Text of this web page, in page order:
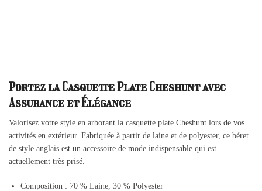
Portez la Casquette Plate Cheshunt avec
Assurance et Élégance
Valorisez votre style en arborant la casquette plate Cheshunt lors de vos
activités en extérieur. Fabriquée à partir de laine et de polyester, ce béret
de style anglais est un accessoire de mode indispensable qui est
actuellement très prisé.
Composition : 70 % Laine, 30 % Polyester